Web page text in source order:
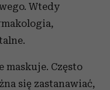
Wtedy
maskuje. Często
się zastanawiać,